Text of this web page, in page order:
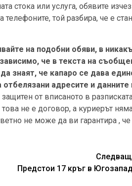
стока или услуга, обявите
телефоните, той разбира, че е
на подобни обяви, в
че в текста на
знаят, че капаро се дава
адресите и данните
от вписаното в
не е договор, a куриерът
не може да ви гарантира , че
Предстои 17 кръг в